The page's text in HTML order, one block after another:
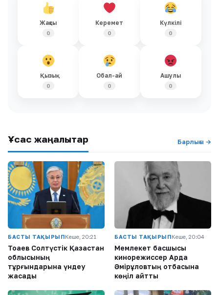
Жақсы
0
Керемет
0
Күлкілі
0
Қызық
0
Обал-ай
0
Ашулы
0
Ұқсас жаңалықтар Барлығы →
БАСТЫ ТАҚЫРЫПКеше, 20:21
Тоқаев Солтүстік Қазақстан
облысының
тұрғындарына үндеу
жасады
БАСТЫ ТАҚЫРЫПКеше, 20:04
Мемлекет басшысы
кинорежиссер Ардақ
Әмірқұловтың отбасына
көңіл айтты